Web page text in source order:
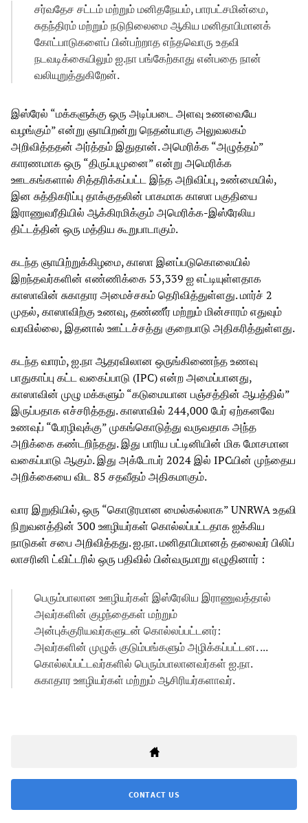
சர்வதேச சட்டம் மற்றும் மனிதநேயம், பாரபட்சமின்மை,
சுதந்திரம் மற்றும் நடுநிலைமை ஆகிய மனிதாபிமானக்
கோட்பாடுகளைப் பின்பற்றாத எந்தவொரு உதவி
நடவடிக்கையிலும் ஐ.நா பங்கேற்காது என்பதை நான்
வலியுறுத்துகிறேன்.
இஸ்ரேல் “மக்களுக்கு ஒரு அடிப்படை அளவு உணவையே
வழங்கும்” என்று ஞாயிறன்று நெதன்யாகு அலுவலகம்
அறிவித்ததன் அர்த்தம் இதுதான். அமெரிக்க “அழுத்தம்”
காரணமாக ஒரு “திருப்புமுனை” என்று அமெரிக்க
ஊடகங்களால் சித்தரிக்கப்பட்ட இந்த அறிவிப்பு, உண்மையில்,
இன சுத்திகரிப்பு தாக்குதலின் பாகமாக காஸா பகுதியை
இராணுவரீதியில் ஆக்கிரமிக்கும் அமெரிக்க-இஸ்ரேலிய
திட்டத்தின் ஒரு மத்திய கூறுபாடாகும்.
கடந்த ஞாயிற்றுக்கிழமை, காஸா இனப்படுகொலையில்
இறந்தவர்களின் எண்ணிக்கை 53,339 ஐ எட்டியுள்ளதாக
காஸாவின் சுகாதார அமைச்சகம் தெரிவித்துள்ளது. மார்ச் 2
முதல், காஸாவிற்கு உணவு, தண்ணீர் மற்றும் மின்சாரம் எதுவும்
வரவில்லை, இதனால் ஊட்டச்சத்து குறைபாடு அதிகரித்துள்ளது.
கடந்த வாரம், ஐ.நா ஆதரவிலான ஒருங்கிணைந்த உணவு
பாதுகாப்பு கட்ட வகைப்பாடு (IPC) என்ற அமைப்பானது,
காஸாவின் முழு மக்களும் “கடுமையான பஞ்சத்தின் ஆபத்தில்”
இருப்பதாக எச்சரித்தது. காஸாவில் 244,000 பேர் ஏற்கனவே
உணவுப் “பேரழிவுக்கு” முகங்கொடுத்து வருவதாக அந்த
அறிக்கை கண்டறிந்தது. இது பாரிய பட்டினியின் மிக மோசமான
வகைப்பாடு ஆகும். இது அக்டோபர் 2024 இல் IPCயின் முந்தைய
அறிக்கையை விட 85 சதவீதம் அதிகமாகும்.
வார இறுதியில், ஒரு “கொடூரமான மைல்கல்லாக” UNRWA உதவி
நிறுவனத்தின் 300 ஊழியர்கள் கொல்லப்பட்டதாக ஐக்கிய
நாடுகள் சபை அறிவித்தது. ஐ.நா. மனிதாபிமானத் தலைவர் பிலிப்
லாசரினி ட்விட்டரில் ஒரு பதிவில் பின்வருமாறு எழுதினார் :
பெரும்பாலான ஊழியர்கள் இஸ்ரேலிய இராணுவத்தால்
அவர்களின் குழந்தைகள் மற்றும்
அன்புக்குரியவர்களுடன் கொல்லப்பட்டனர்:
அவர்களின் முழுக் குடும்பங்களும் அழிக்கப்பட்டன. ...
கொல்லப்பட்டவர்களில் பெரும்பாலானவர்கள் ஐ.நா.
சுகாதார ஊழியர்கள் மற்றும் ஆசிரியர்களாவர்.
CONTACT US